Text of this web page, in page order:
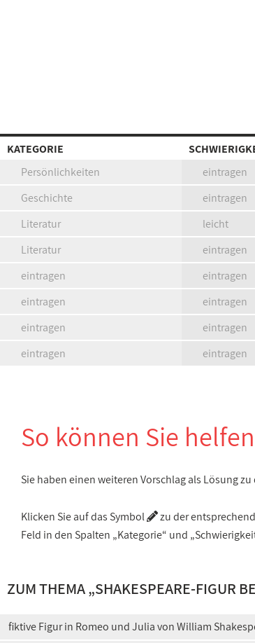
KATEGORIE
Persönlichkeiten
eintragen
Geschichte
eintragen
Literatur
leicht
Literatur
eintragen
eintragen
eintragen
eintragen
eintragen
eintragen
eintragen
eintragen
eintragen
So können Sie
Sie haben einen weiteren Vorschlag als Lösung
Klicken Sie auf das Symbol
zu der
Feld in den Spalten „Kategorie“ und
ZUM THEMA „SHAKESPEARE-FIGUR
fiktive Figur in Romeo und Julia von William